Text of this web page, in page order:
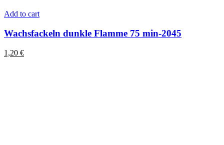
Add to cart
Wachsfackeln dunkle Flamme 75 min-2045
1,20 €